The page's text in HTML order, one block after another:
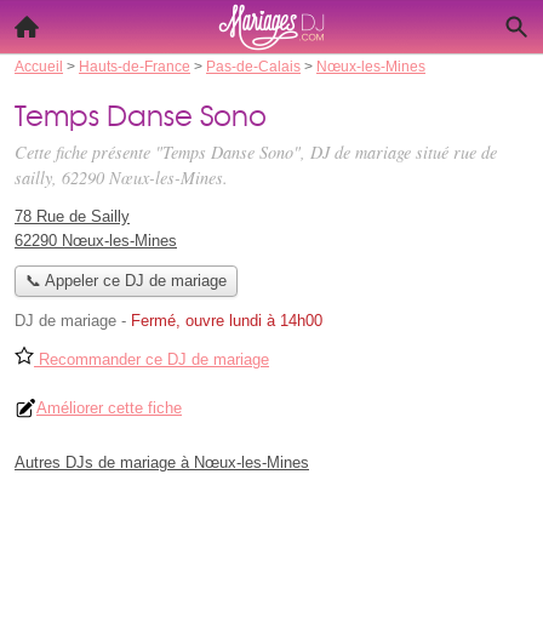
Accueil > Hauts-de-France > Pas-de-Calais > Nœux-les-Mines
Temps Danse Sono
Cette fiche présente "Temps Danse Sono", DJ de mariage situé rue de
sailly, 62290 Nœux-les-Mines.
78 Rue de Sailly
62290 Nœux-les-Mines
📞 Appeler ce DJ de mariage
DJ de mariage - Fermé, ouvre lundi à 14h00
Recommander ce DJ de mariage
Améliorer cette fiche
Autres DJs de mariage à Nœux-les-Mines